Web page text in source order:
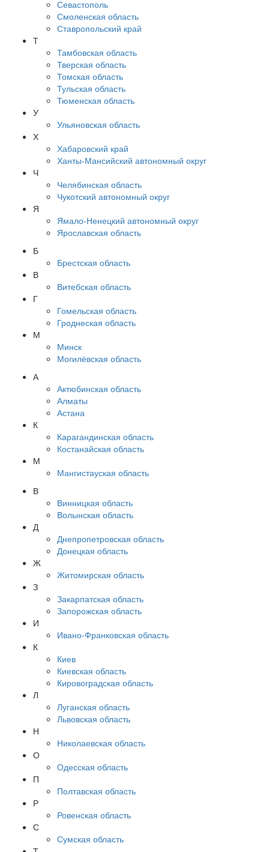
Севастополь
Смоленская область
Ставропольский край
Т
Тамбовская область
Тверская область
Томская область
Тульская область
Тюменская область
У
Ульяновская область
Х
Хабаровский край
Ханты-Мансийский автономный округ
Ч
Челябинская область
Чукотский автономный округ
Я
Ямало-Ненецкий автономный округ
Ярославская область
Б
Брестская область
В
Витебская область
Г
Гомельская область
Гроднеская область
М
Минск
Могилёвская область
А
Актюбинская область
Алматы
Астана
К
Карагандинская область
Костанайская область
М
Мангистауская область
В
Винницкая область
Волынская область
Д
Днепропетровская область
Донецкая область
Ж
Житомирская область
З
Закарпатская область
Запорожская область
И
Ивано-Франковская область
К
Киев
Киевская область
Кировоградская область
Л
Луганская область
Львовская область
Н
Николаевская область
О
Одесская область
П
Полтавская область
Р
Ровенская область
С
Сумская область